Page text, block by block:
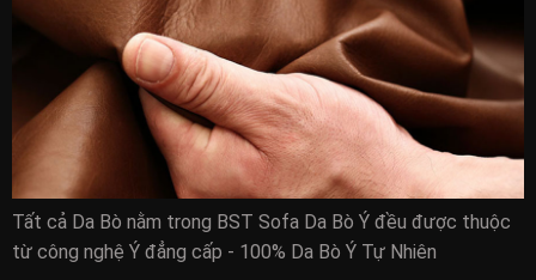
Sofa tân cổ điển giá rẻ hcm:
Doanh nghiệp duy nhất tại TPHCM cung cấp ghế sofa với
mức giá hợp lý nhất cho khách hàng.
Dù bạn thu nhập thấp thì mong muốn về một bộ ghế sofa
chất lượng nhất vẫn sẽ là hiện thực với những phương thức
thanh toán đa dạng cùng mức giá ghế sofa hợp lý nhất với
túi tiền của khách hàng.
Đế có những mức giá ghế sofa tốt nhất hãy đến ngay
Tất cả Da Bò nằm trong BST Sofa Da Bò Ý đều được thuộc
từ công nghệ Ý đẳng cấp - 100% Da Bò Ý Tự Nhiên